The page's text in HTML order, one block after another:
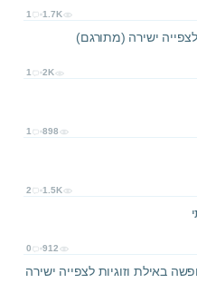
1 1.7K
ישירה (מתורגם)
1 2K
1 898
2 1.5K
0 912
באילת וזוגיות לצפייה ישירה